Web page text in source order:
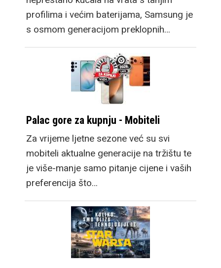
profilima i većim baterijama, Samsung je
s osmom generacijom preklopnih…
Palac gore za kupnju - Mobiteli
Za vrijeme ljetne sezone već su svi
mobiteli aktualne generacije na tržištu te
je više-manje samo pitanje cijene i vaših
preferencija što…